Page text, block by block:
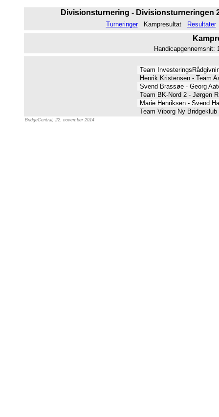
Divisionsturnering - Divisionsturneringen
Turneringer Kampresultat Resultater
Handicapgennemsnit:
Team
Henrik Kristensen - Team
Svend Brassøe - Georg
Team BK-Nord 2 - Jørgen
Marie Henriksen - Svend
Team Viborg Ny
BridgeCentral, 22. november 2014